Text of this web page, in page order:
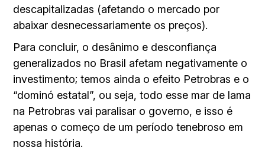
descapitalizadas (afetando o mercado por
abaixar desnecessariamente os preços).
Para concluir, o desânimo e desconfiança
generalizados no Brasil afetam negativamente o
investimento; temos ainda o efeito Petrobras e o
“dominó estatal”, ou seja, todo esse mar de lama
na Petrobras vai paralisar o governo, e isso é
apenas o começo de um período tenebroso em
nossa história.